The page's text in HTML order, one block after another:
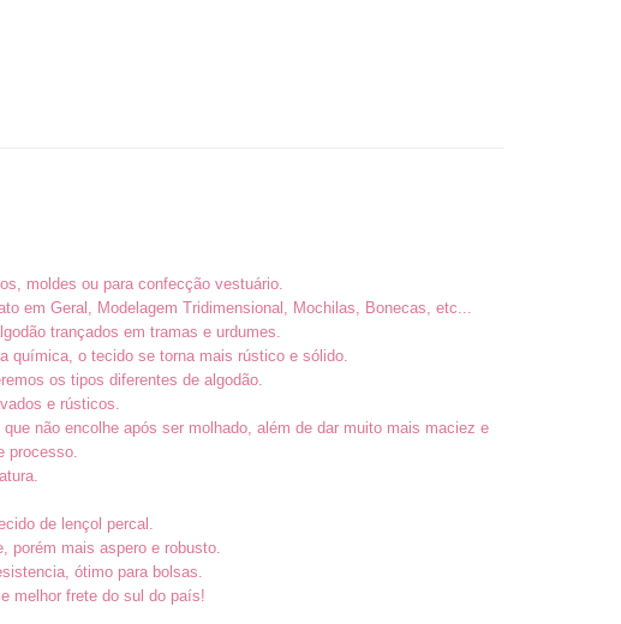
moldes ou para confecção vestuário.
em Geral, Modelagem Tridimensional, Mochilas, Bonecas, etc...
trançados em tramas e urdumes.
química, o tecido se torna mais rústico e sólido.
os tipos diferentes de algodão.
e rústicos.
não encolhe após ser molhado, além de dar muito mais maciez e
processo.
de lençol percal.
porém mais aspero e robusto.
ótimo para bolsas.
melhor frete do sul do país!